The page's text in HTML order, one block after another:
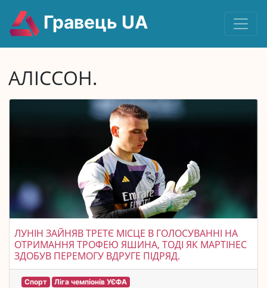
Гравець UA
АЛІССОН.
ЛУНІН ЗАЙНЯВ ТРЕТЄ МІСЦЕ В ГОЛОСУВАННІ НА
ОТРИМАННЯ ТРОФЕЮ ЯШИНА, ТОДІ ЯК МАРТІНЕС
ЗДОБУВ ПЕРЕМОГУ ВДРУГЕ ПІДРЯД.
Спорт
Ліга чемпіонів УЄФА